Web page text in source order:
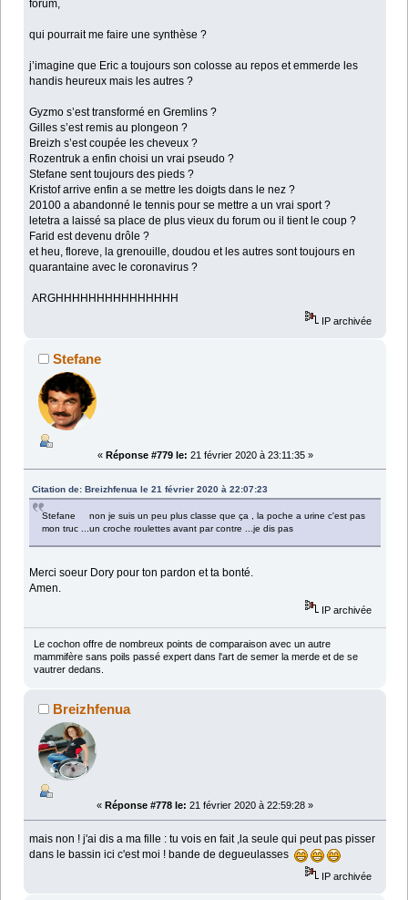
forum,
qui pourrait me faire une synthèse ?
j’imagine que Eric a toujours son colosse au repos et emmerde les
handis heureux mais les autres ?
Gyzmo s’est transformé en Gremlins ?
Gilles s’est remis au plongeon ?
Breizh s’est coupée les cheveux ?
Rozentruk a enfin choisi un vrai pseudo ?
Stefane sent toujours des pieds ?
Kristof arrive enfin a se mettre les doigts dans le nez ?
20100 a abandonné le tennis pour se mettre a un vrai sport ?
letetra a laissé sa place de plus vieux du forum ou il tient le coup ?
Farid est devenu drôle ?
et heu, floreve, la grenouille, doudou et les autres sont toujours en
quarantaine avec le coronavirus ?
ARGHHHHHHHHHHHHHHH
IP archivée
Stefane
« Réponse #779 le: 21 février 2020 à 23:11:35 »
Citation de: Breizhfenua le 21 février 2020 à 22:07:23
Stefane non je suis un peu plus classe que ça , la poche a urine c'est pas
mon truc ...un croche roulettes avant par contre ...je dis pas
Merci soeur Dory pour ton pardon et ta bonté.
Amen.
IP archivée
Le cochon offre de nombreux points de comparaison avec un autre
mammifère sans poils passé expert dans l'art de semer la merde et de se
vautrer dedans.
Breizhfenua
« Réponse #778 le: 21 février 2020 à 22:59:28 »
mais non ! j'ai dis a ma fille : tu vois en fait ,la seule qui peut pas pisser
dans le bassin ici c'est moi ! bande de degueulasses
IP archivée